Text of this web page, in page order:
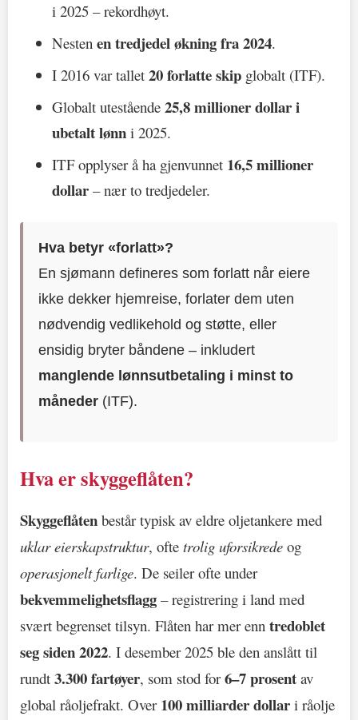
i 2025 – rekordhøyt.
Nesten en tredjedel økning fra 2024.
I 2016 var tallet 20 forlatte skip globalt (ITF).
Globalt utestående 25,8 millioner dollar i
ubetalt lønn i 2025.
ITF opplyser å ha gjenvunnet 16,5 millioner
dollar – nær to tredjedeler.
Hva betyr «forlatt»?
En sjømann defineres som forlatt når eiere
ikke dekker hjemreise, forlater dem uten
nødvendig vedlikehold og støtte, eller
ensidig bryter båndene – inkludert
manglende lønnsutbetaling i minst to
måneder (ITF).
Hva er skyggeflåten?
Skyggeflåten består typisk av eldre oljetankere med
uklar eierskapstruktur, ofte trolig uforsikrede og
operasjonelt farlige. De seiler ofte under
bekvemmelighetsflagg – registrering i land med
svært begrenset tilsyn. Flåten har mer enn tredoblet
seg siden 2022. I desember 2025 ble den anslått til
rundt 3.300 fartøyer, som stod for6–7 prosent av
global råoljefrakt. Over 100 milliarder dollar i råolje